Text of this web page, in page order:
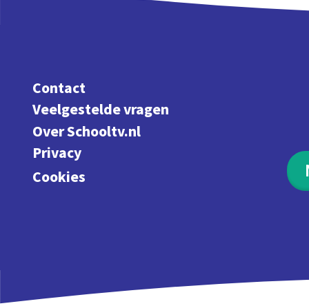
Contact
Veelgestelde vragen
Over Schooltv.nl
Privacy
Cookies